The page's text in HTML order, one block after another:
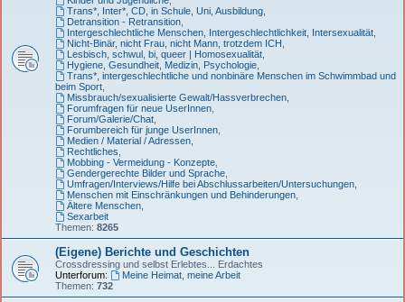
Trans*, Inter*, CD, in Schule, Uni, Ausbildung,
Detransition - Retransition,
Intergeschlechtliche Menschen, Intergeschlechtlichkeit, Intersexualität,
Nicht-Binär, nicht Frau, nicht Mann, trotzdem ICH
Lesbisch, schwul, bi, queer | Homosexualität,
Hygiene, Gesundheit, Medizin, Psychologie,
Trans*, intergeschlechtliche und nonbinäre Menschen im Schwimmbad und
beim Sport
Missbrauch/sexualisierte Gewalt/Hassverbrechen,
Forumfragen für neue UserInnen,
Forum/Galerie/Chat,
Forumbereich für junge UserInnen,
Medien / Material / Adressen,
Rechtliches
Mobbing - Vermeidung - Konzepte,
Gendergerechte Bilder und Sprache,
Umfragen/Interviews/Hilfe bei Abschlussarbeiten/Untersuchungen,
Menschen mit Einschränkungen und Behinderungen,
Ältere Menschen,
Sexarbeit
Themen: 8265
(Eigene) Berichte und Geschichten
Crossdressing und selbst Erlebtes... Erdachtes
Unterforum:
Meine Heimat, meine Arbeit
Themen: 732